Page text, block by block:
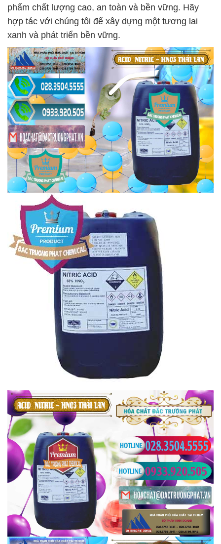
phẩm chất lượng cao, an toàn và bền vững. Hãy
hợp tác với chúng tôi để xây dựng một tương lai
xanh và phát triển bền vững.